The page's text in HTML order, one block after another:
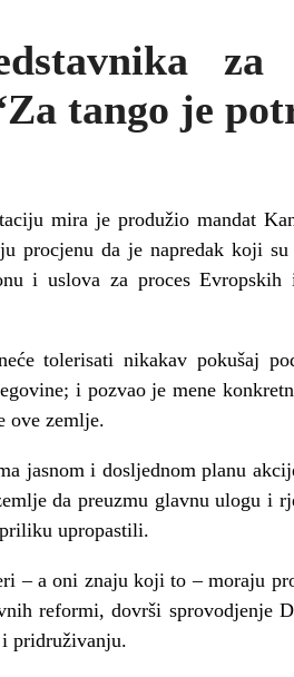
tango je
mira je produžio mandat
procjenu da je napredak koji
i uslova za proces Evropskih
tolerisati nikakav pokušaj
i pozvao je mene
ove zemlje.
jasnom i dosljednom planu
da preuzmu glavnu ulogu i
upropastili.
– a oni znaju koji to – moraju
reformi, dovrši sprovodjenje
pridruživanju.